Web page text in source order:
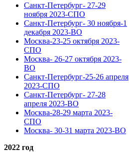
Санкт-Петербург- 27-29
ноября 2023-СПО
Санкт-Петербург- 30 ноября-1
декабря 2023-ВО
Москва-23-25 октября 2023-
СПО
Москва- 26-27 октября 2023-
ВО
Санкт-Петербург-25-26 апреля
2023-СПО
Санкт-Петербург- 27-28
апреля 2023-ВО
Москва-28-29 марта 2023-
СПО
Москва- 30-31 марта 2023-ВО
2022 год